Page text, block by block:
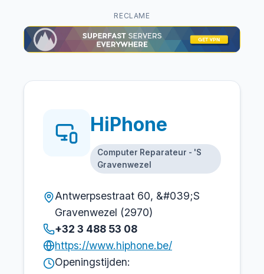
RECLAME
HiPhone
Computer Reparateur - 'S
Gravenwezel
Antwerpsestraat 60, &#039;S
Gravenwezel (2970)
+32 3 488 53 08
https://www.hiphone.be/
Openingstijden: